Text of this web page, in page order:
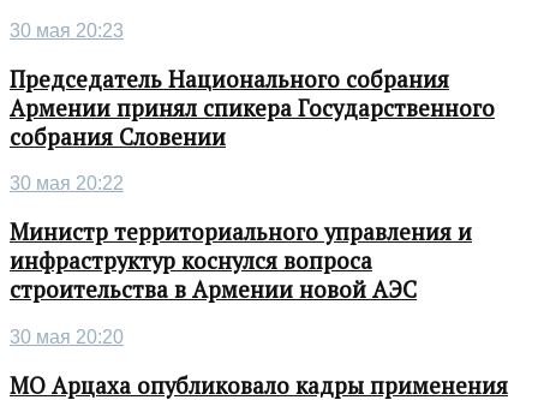
30 мая 20:23
Председатель Национального собрания
Армении принял спикера Государственного
собрания Словении
30 мая 20:22
Министр территориального управления и
инфраструктур коснулся вопроса
строительства в Армении новой АЭС
30 мая 20:20
МО Арцаха опубликовало кадры применения